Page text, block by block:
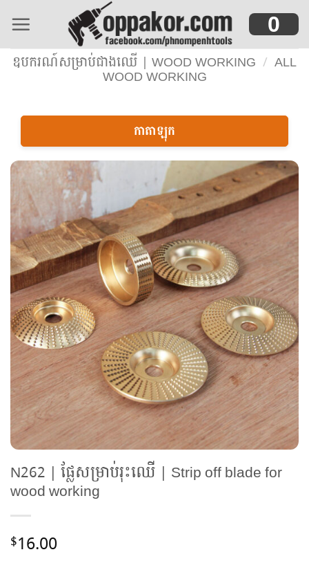
0
ឧបករណ៍សម្រាប់ជាងឈើ | WOOD WORKING / ALL
WOOD WORKING
កាតាឡុក
N262 | ផ្លែសម្រាប់រុះឈើ | Strip off blade for
wood working
$16.00